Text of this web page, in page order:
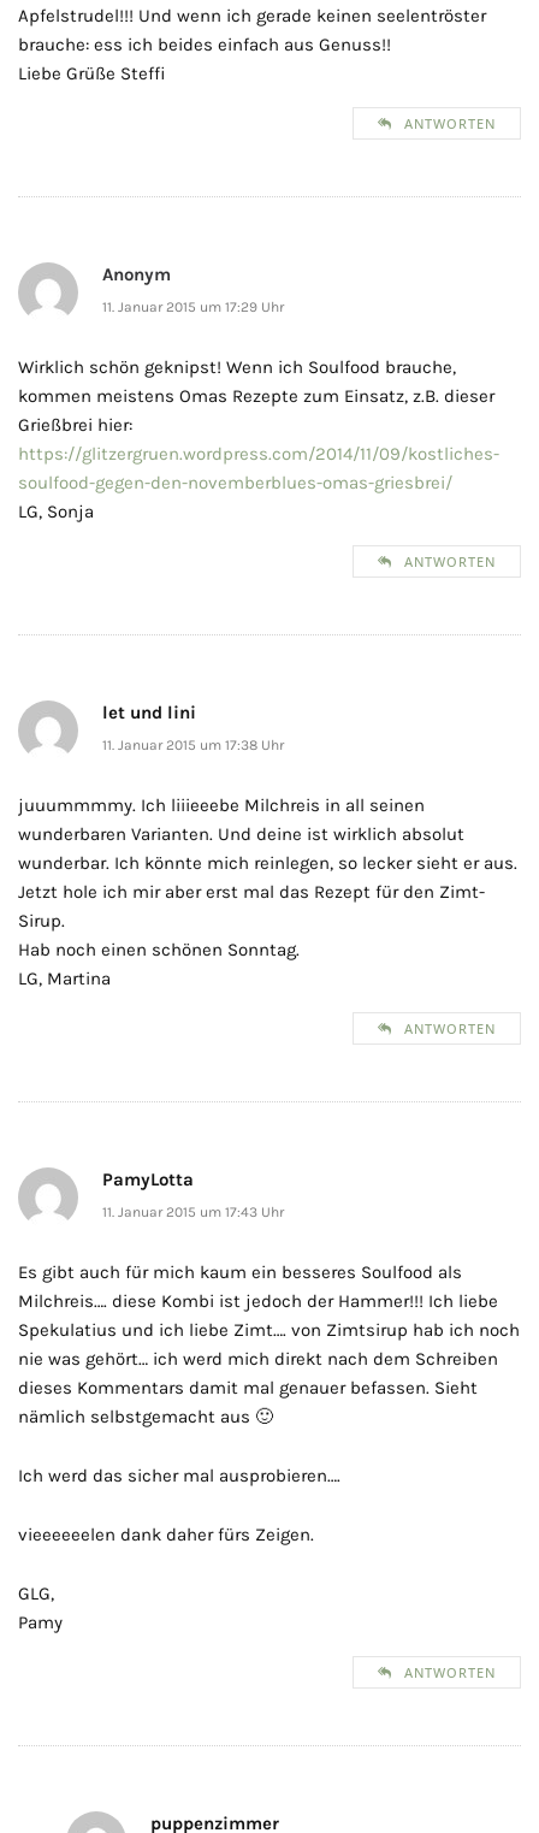
Apfelstrudel!!! Und wenn ich gerade keinen seelentröster
brauche: ess ich beides einfach aus Genuss!!
Liebe Grüße Steffi
ANTWORTEN
Anonym
11. Januar 2015 um 17:29 Uhr
Wirklich schön geknipst! Wenn ich Soulfood brauche,
kommen meistens Omas Rezepte zum Einsatz, z.B. dieser
Grießbrei hier:
https://glitzergruen.wordpress.com/2014/11/09/kostliches-
soulfood-gegen-den-novemberblues-omas-griesbrei/
LG, Sonja
ANTWORTEN
let und lini
11. Januar 2015 um 17:38 Uhr
juuummmmy. Ich liiieeebe Milchreis in all seinen
wunderbaren Varianten. Und deine ist wirklich absolut
wunderbar. Ich könnte mich reinlegen, so lecker sieht er aus.
Jetzt hole ich mir aber erst mal das Rezept für den Zimt-
Sirup.
Hab noch einen schönen Sonntag.
LG, Martina
ANTWORTEN
PamyLotta
11. Januar 2015 um 17:43 Uhr
Es gibt auch für mich kaum ein besseres Soulfood als
Milchreis…. diese Kombi ist jedoch der Hammer!!! Ich liebe
Spekulatius und ich liebe Zimt…. von Zimtsirup hab ich noch
nie was gehört… ich werd mich direkt nach dem Schreiben
dieses Kommentars damit mal genauer befassen. Sieht
nämlich selbstgemacht aus 🙂
Ich werd das sicher mal ausprobieren….
vieeeeeelen dank daher fürs Zeigen.
GLG,
Pamy
ANTWORTEN
puppenzimmer